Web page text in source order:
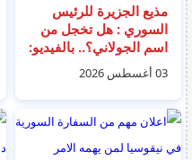
مذيع الجزيرة للرئيس
السوري : هل تخجل من
اسم الجولاني؟.. بالفيديو:
الرئيس الشرع يجيب03 أغسطس 2026